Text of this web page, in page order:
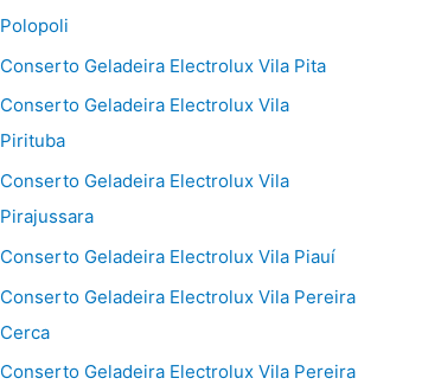
Polopoli
Conserto Geladeira Electrolux Vila Pita
Conserto Geladeira Electrolux Vila
Pirituba
Conserto Geladeira Electrolux Vila
Pirajussara
Conserto Geladeira Electrolux Vila Piauí
Conserto Geladeira Electrolux Vila Pereira
Cerca
Conserto Geladeira Electrolux Vila Pereira